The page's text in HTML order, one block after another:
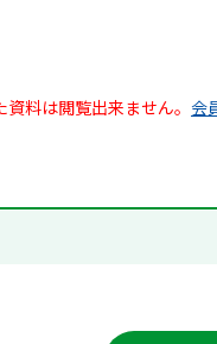
料は閲覧出来ません。 会